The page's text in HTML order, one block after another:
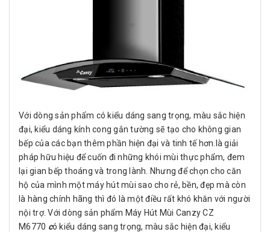
Với dòng sản phẩm có kiểu dáng sang trọng, màu sắc hiện
đại, kiểu dáng kính cong gắn tường sẽ tạo cho không gian
bếp của các bạn thêm phần hiện đại và tinh tế hơn.là giải
pháp hữu hiệu để cuốn đi những khói mùi thực phẩm, đem
lại gian bếp thoáng và trong lành. Nhưng để chọn cho căn
hộ của mình một máy hút mùi sao cho rẻ, bền, đẹp mà còn
là hàng chính hãng thì đó là một điều rất khó khăn với người
nội trợ. Với dòng sản phẩm Máy Hút Mùi Canzy CZ
M6770 có kiểu dáng sang trọng, màu sắc hiện đại, kiểu